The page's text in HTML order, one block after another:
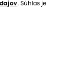
. Súhlas je